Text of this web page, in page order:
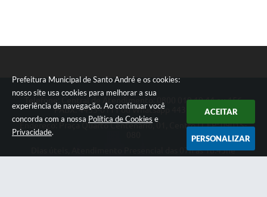
Prefeitura Municipal de Santo André e os cookies:
nosso site usa cookies para melhorar a sua
experiência de navegação. Ao continuar você
concorda com a nossa Política de Cookies e
Privacidade.
ACEITAR
PERSONALIZAR
Telefone: Central de Atendimento: 0800 019 19 44 ou 156
PABX: 4433-0111 ou Whatsapp 4433-0123
Endereço: Praça Quarto Centenário, 01, Centro | CEP: 09015-
Dias úteis, Atendimento Presencial das 07h as 18:45he